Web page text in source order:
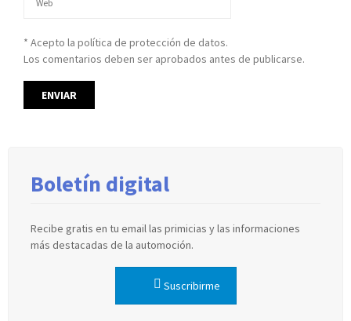
* Acepto la política de protección de datos.
Los comentarios deben ser aprobados antes de publicarse.
Boletín digital
Recibe gratis en tu email las primicias y las informaciones
más destacadas de la automoción.
Suscribirme